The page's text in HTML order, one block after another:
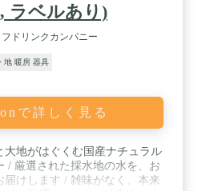
ラベルあり)
フドリンクカンパニー
地 暖房 器具
で詳しく見る
大地がはぐくむ国産ナチュラル
/ 厳選された採水地の水を、お
届けします / 雑味がなく、本来